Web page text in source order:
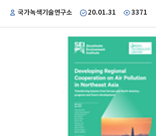
활성화 전략에 대한 서면안건이 국가과학 기술자문
하여 국가 기후기술 R&D 효율화와 내실화 방안에
외 기후변화 관련 법·정책·유관기관 현황을 조사·
대응 거버넌스 체계 구축을 위한 정책 방향성을 수
응을 위한 국가 기후기술 R&D 효율화 방안 및 거버
계적으로 제시 주요 성과 국가과기자문회의 자문보
도 반영되었으며, 그 중 1건을 지원하여, 대통령 서
국가녹색기술연구소 20.01.31 3371